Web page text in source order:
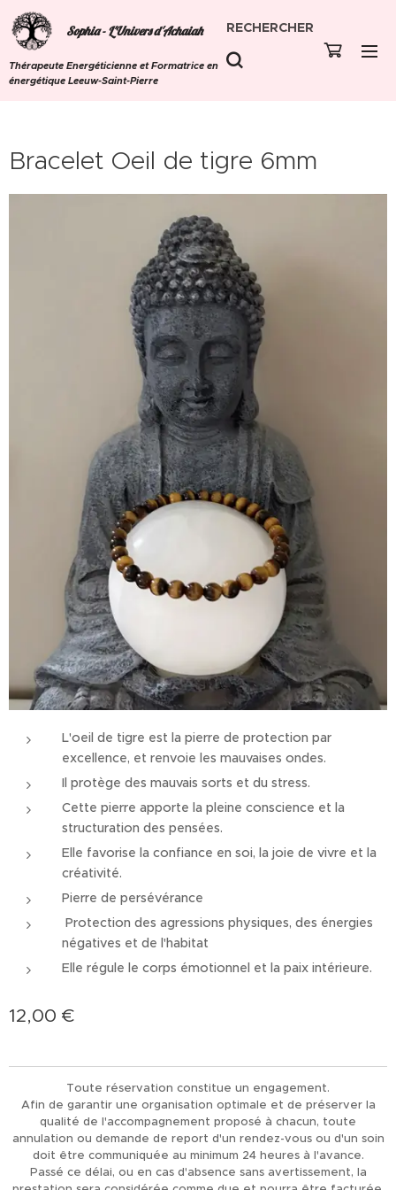
Sophia - L'Univers d'Achaiah
Thérapeute Energéticienne et Formatrice en
énergétique Leeuw-Saint-Pierre
RECHERCHER
Bracelet Oeil de tigre 6mm
L'oeil de tigre est la pierre de protection par
excellence, et renvoie les mauvaises ondes.
Il protège des mauvais sorts et du stress.
Cette pierre apporte la pleine conscience et la
structuration des pensées.
Elle favorise la confiance en soi, la joie de vivre et la
créativité.
Pierre de persévérance
Protection des agressions physiques, des énergies
négatives et de l'habitat
Elle régule le corps émotionnel et la paix intérieure.
12,00 €
Toute réservation constitue un engagement.
Afin de garantir une organisation optimale et de préserver la
qualité de l'accompagnement proposé à chacun, toute
annulation ou demande de report d'un rendez-vous ou d'un soin
doit être communiquée au minimum 24 heures à l'avance.
Passé ce délai, ou en cas d'absence sans avertissement, la